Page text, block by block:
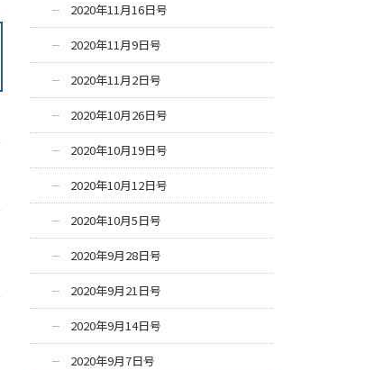
2020年11月16日号
2020年11月9日号
2020年11月2日号
2020年10月26日号
2020年10月19日号
2020年10月12日号
2020年10月5日号
2020年9月28日号
2020年9月21日号
2020年9月14日号
2020年9月7日号